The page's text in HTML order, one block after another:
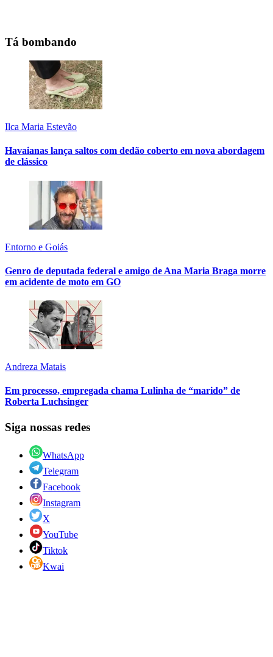
Tá bombando
Ilca Maria Estevão
Havaianas lança saltos com dedão coberto em nova abordagem
de clássico
Entorno e Goiás
Genro de deputada federal e amigo de Ana Maria Braga morre
em acidente de moto em GO
Andreza Matais
Em processo, empregada chama Lulinha de “marido” de
Roberta Luchsinger
Siga nossas redes
WhatsApp
Telegram
Facebook
Instagram
X
YouTube
Tiktok
Kwai